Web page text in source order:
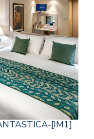
[IM1]